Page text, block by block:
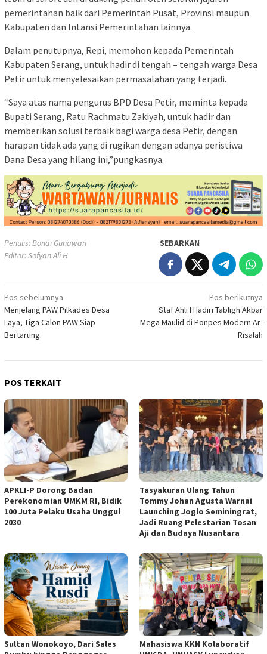
pemerintahan baik dari Pemerintah Pusat, Provinsi maupun
Kabupaten dan Intansi Pemerintahan lainnya.
Dalam penutupnya, Repi, memohon kepada Pemerintah
Kabupaten Serang, untuk hadir di tengah – tengah warga Desa
Petir untuk menyelesaikan permasalahan yang terjadi.
“Saya atas nama pengurus BPD Desa Petir, meminta kepada
Bupati Serang, Ratu Rachmatu Zakiyah, untuk hadir dan
memberikan solusi terbaik bagi warga desa Petir, dengan
harapan tidak ada yang di rugikan dengan adanya peristiwa
Dana Desa yang hilang ini,”pungkasnya.
Penulis: Bonai Gunawan
Editor: Sofyan Ali H
SEBARKAN
Navigasi
pos
Pos sebelumnya
Menjelang PAW Pilkades Desa
Laya, Tiga Calon PAW Siap
Bertarung.
Pos berikutnya
Staf Ahli I Hadiri Tabligh Akbar
Mega Maulid di Ponpes Modern Ar-
Risalah
POS TERKAIT
APKLI-P Dorong Badan
Perekonomian UMKM RI, Bidik
100 Juta Pelaku Usaha Unggul
2030
Tasyakuran Ulang Tahun
Tommy Johan Agusta Warnai
Launching Joglo Seminingrat,
Jadi Ruang Pelestarian Tosan
Aji dan Budaya Nusantara
Sultan Wonokoyo, Dari Sales
Mahasiswa KKN Kolaboratif